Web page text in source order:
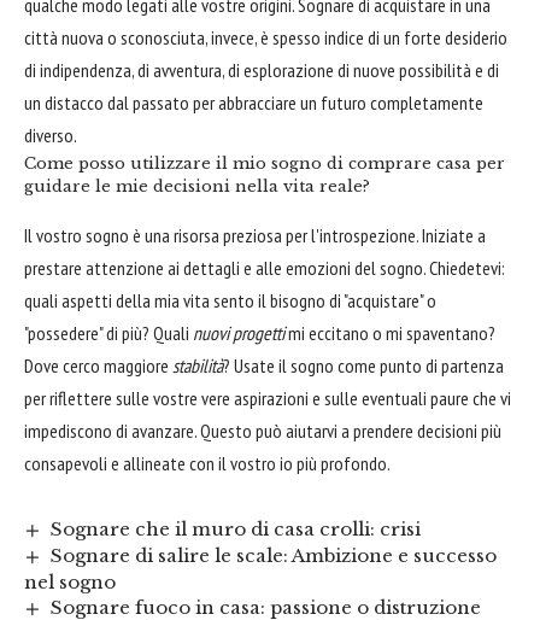
qualche modo legati alle vostre origini. Sognare di acquistare in una
città nuova o sconosciuta, invece, è spesso indice di un forte desiderio
di indipendenza, di avventura, di esplorazione di nuove possibilità e di
un distacco dal passato per abbracciare un futuro completamente
diverso.
Come posso utilizzare il mio sogno di comprare casa per
guidare le mie decisioni nella vita reale?
Il vostro sogno è una risorsa preziosa per l'introspezione. Iniziate a
prestare attenzione ai dettagli e alle emozioni del sogno. Chiedetevi:
quali aspetti della mia vita sento il bisogno di "acquistare" o
"possedere" di più? Quali nuovi progettimi eccitano o mi spaventano?
Dove cerco maggiore stabilità? Usate il sogno come punto di partenza
per riflettere sulle vostre vere aspirazioni e sulle eventuali paure che vi
impediscono di avanzare. Questo può aiutarvi a prendere decisioni più
consapevoli e allineate con il vostro io più profondo.
Sognare che il muro di casa crolli: crisi
Sognare di salire le scale: Ambizione e successo
nel sogno
Sognare fuoco in casa: passione o distruzione